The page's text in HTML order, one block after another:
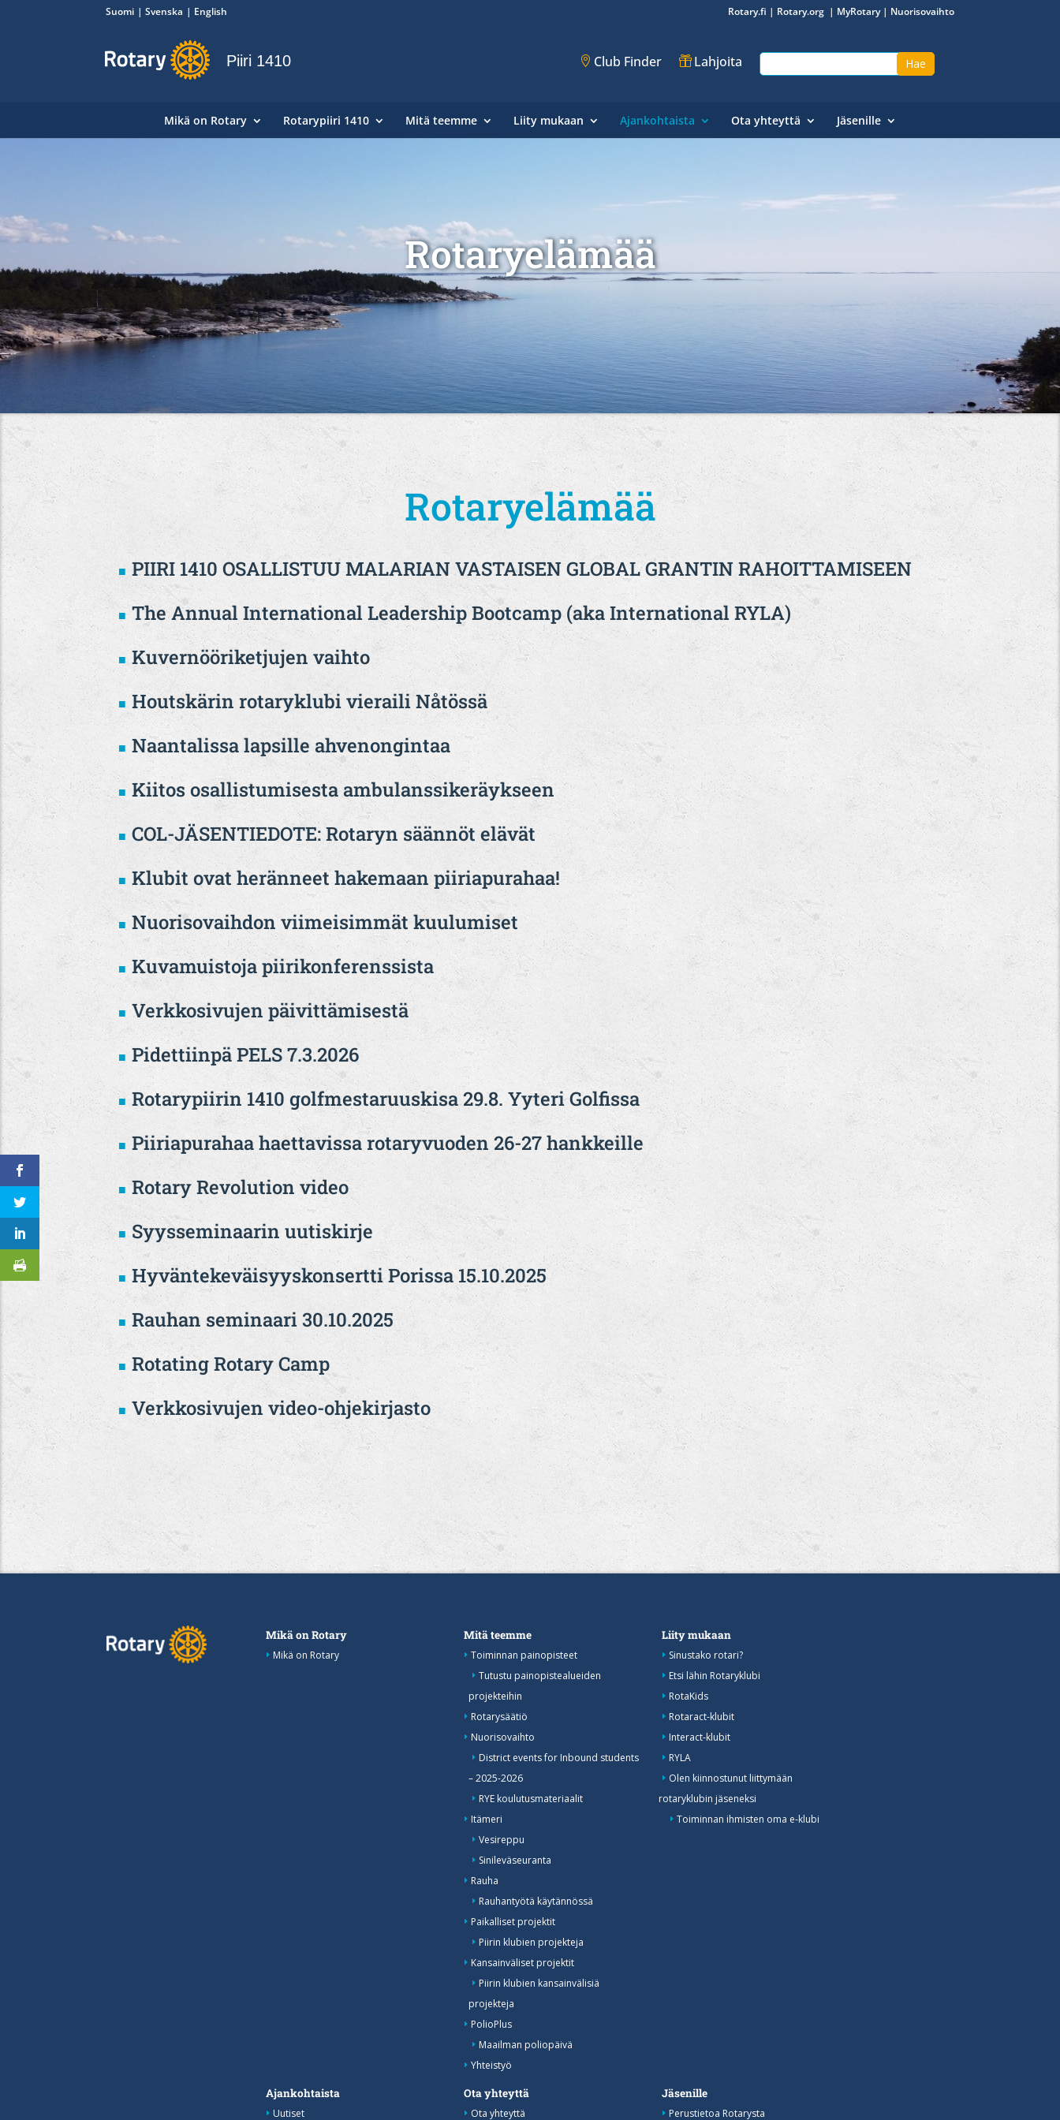
Suomi Svenska English Rotary.fi | Rotary.org | MyRotary| Nuorisovaihto
Piiri 1410 Club Finder Lahjoita
Mikä on Rotary Rotarypiiri 1410 Mitä teemme Liity mukaan Ajankohtaista Ota yhteyttä Jäsenille
Rotaryelämää
Rotaryelämää
PIIRI 1410 OSALLISTUU MALARIAN VASTAISEN GLOBAL GRANTIN RAHOITTAMISEEN
The Annual International Leadership Bootcamp (aka International RYLA)
Kuvernööriketjujen vaihto
Houtskärin rotaryklubi vieraili Nåtössä
Naantalissa lapsille ahvenongintaa
Kiitos osallistumisesta ambulanssikeräykseen
COL-JÄSENTIEDOTE: Rotaryn säännöt elävät
Klubit ovat heränneet hakemaan piiriapurahaa!
Nuorisovaihdon viimeisimmät kuulumiset
Kuvamuistoja piirikonferenssista
Verkkosivujen päivittämisestä
Pidettiinpä PELS 7.3.2026
Rotarypiirin 1410 golfmestaruuskisa 29.8. Yyteri Golfissa
Piiriapurahaa haettavissa rotaryvuoden 26-27 hankkeille
Rotary Revolution video
Syysseminaarin uutiskirje
Hyväntekeväisyyskonsertti Porissa 15.10.2025
Rauhan seminaari 30.10.2025
Rotating Rotary Camp
Verkkosivujen video-ohjekirjasto
Mikä on Rotary
Mikä on Rotary
Mitä teemme
Toiminnan painopisteet
Tutustu painopistealueiden
projekteihin
Rotarysäätiö
Nuorisovaihto
District events for Inbound students
– 2025-2026
RYE koulutusmateriaalit
Itämeri
Vesireppu
Sinileväseuranta
Rauha
Rauhantyötä käytännössä
Paikalliset projektit
Piirin klubien projekteja
Kansainväliset projektit
Piirin klubien kansainvälisiä
projekteja
PolioPlus
Maailman poliopäivä
Yhteistyö
Liity mukaan
Sinustako rotari?
Etsi lähin Rotaryklubi
RotaKids
Rotaract-klubit
Interact-klubit
RYLA
Olen kiinnostunut liittymään
rotaryklubin jäseneksi
Toiminnan ihmisten oma e-klubi
Ajankohtaista
Uutiset
Ota yhteyttä
Ota yhteyttä
Jäsenille
Perustietoa Rotarysta